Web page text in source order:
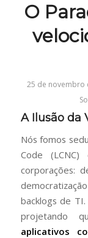
O
25 de novembro
A Ilusão da
Nós fomos
Code
corporações:
backlogs de
projetando
aplicativos